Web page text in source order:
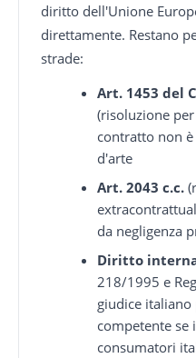
diritto dell'Unione
direttamente. Restano
strade:
Art. 1453 del
(risoluzione
contratto non
d'arte
Art. 2043 c.c.
da negligenza
Diritto
218/1995 e
giudice italiano
competente
consumatori